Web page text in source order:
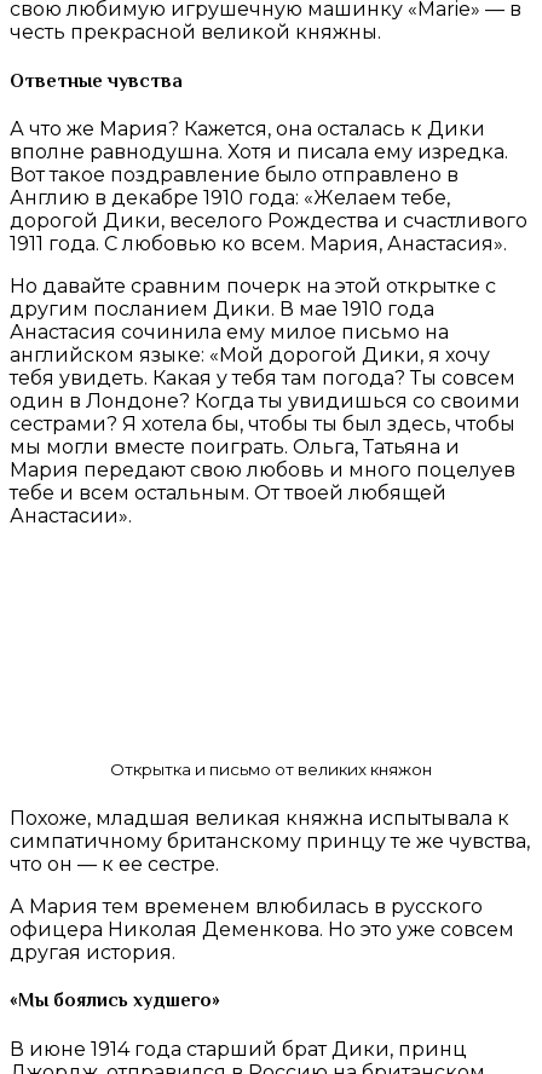
свою любимую игрушечную машинку «Marie» — в
честь прекрасной великой княжны.
Ответные чувства
А что же Мария? Кажется, она осталась к Дики
вполне равнодушна. Хотя и писала ему изредка.
Вот такое поздравление было отправлено в
Англию в декабре 1910 года: «Желаем тебе,
дорогой Дики, веселого Рождества и счастливого
1911 года. С любовью ко всем. Мария, Анастасия».
Но давайте сравним почерк на этой открытке с
другим посланием Дики. В мае 1910 года
Анастасия сочинила ему милое письмо на
английском языке: «Мой дорогой Дики, я хочу
тебя увидеть. Какая у тебя там погода? Ты совсем
один в Лондоне? Когда ты увидишься со своими
сестрами? Я хотела бы, чтобы ты был здесь, чтобы
мы могли вместе поиграть. Ольга, Татьяна и
Мария передают свою любовь и много поцелуев
тебе и всем остальным. От твоей любящей
Анастасии».
Открытка и письмо от великих княжон
Похоже, младшая великая княжна испытывала к
симпатичному британскому принцу те же чувства,
что он — к ее сестре.
А Мария тем временем влюбилась в русского
офицера Николая Деменкова. Но это уже совсем
другая история.
«Мы боялись худшего»
В июне 1914 года старший брат Дики, принц